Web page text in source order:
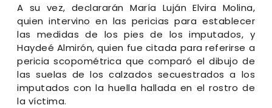
A su vez, declararán María Luján Elvira Molina,
quien intervino en las pericias para establecer
las medidas de los pies de los imputados, y
Haydeé Almirón, quien fue citada para referirse a
pericia scopométrica que comparó el dibujo de
las suelas de los calzados secuestrados a los
imputados con la huella hallada en el rostro de
la víctima.